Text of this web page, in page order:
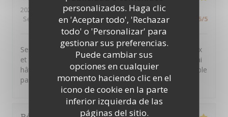
personalizados. Haga clic
en 'Aceptar todo', 'Rechazar
todo' o 'Personalizar' para
gestionar sus preferencias.
Puede cambiar sus
opciones en cualquier
momento haciendo clic en el
icono de cookie en la parte
inferior izquierda de las
páginas del sitio.
2026-08-04
- 18:00 - Invitados 2
Servicio
/5 Ambiente:5/5 Menú 5/5 Calidad / Precio 5/5
Service rapide et personnel très agréable. Plats copieux
et très gouteux. Je recommande sans hésitation ! Et j'ai
hâte d'y retourner... Merci pour ce moment très agréable
passé dans votre restaurant.